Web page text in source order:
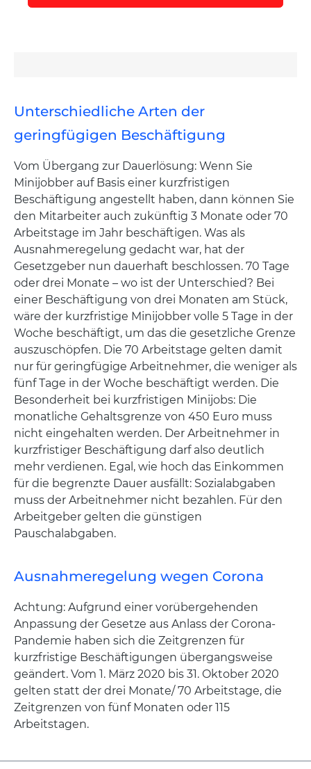
Unterschiedliche Arten der
geringfügigen Beschäftigung
Vom Übergang zur Dauerlösung: Wenn Sie
Minijobber auf Basis einer kurzfristigen
Beschäftigung angestellt haben, dann können Sie
den Mitarbeiter auch zukünftig 3 Monate oder 70
Arbeitstage im Jahr beschäftigen. Was als
Ausnahmeregelung gedacht war, hat der
Gesetzgeber nun dauerhaft beschlossen. 70 Tage
oder drei Monate – wo ist der Unterschied? Bei
einer Beschäftigung von drei Monaten am Stück,
wäre der kurzfristige Minijobber volle 5 Tage in der
Woche beschäftigt, um das die gesetzliche Grenze
auszuschöpfen. Die 70 Arbeitstage gelten damit
nur für geringfügige Arbeitnehmer, die weniger als
fünf Tage in der Woche beschäftigt werden. Die
Besonderheit bei kurzfristigen Minijobs: Die
monatliche Gehaltsgrenze von 450 Euro muss
nicht eingehalten werden. Der Arbeitnehmer in
kurzfristiger Beschäftigung darf also deutlich
mehr verdienen. Egal, wie hoch das Einkommen
für die begrenzte Dauer ausfällt: Sozialabgaben
muss der Arbeitnehmer nicht bezahlen. Für den
Arbeitgeber gelten die günstigen
Pauschalabgaben.
Ausnahmeregelung wegen Corona
Achtung: Aufgrund einer vorübergehenden
Anpassung der Gesetze aus Anlass der Corona-
Pandemie haben sich die Zeitgrenzen für
kurzfristige Beschäftigungen übergangsweise
geändert. Vom 1. März 2020 bis 31. Oktober 2020
gelten statt der drei Monate/ 70 Arbeitstage, die
Zeitgrenzen von fünf Monaten oder 115
Arbeitstagen.